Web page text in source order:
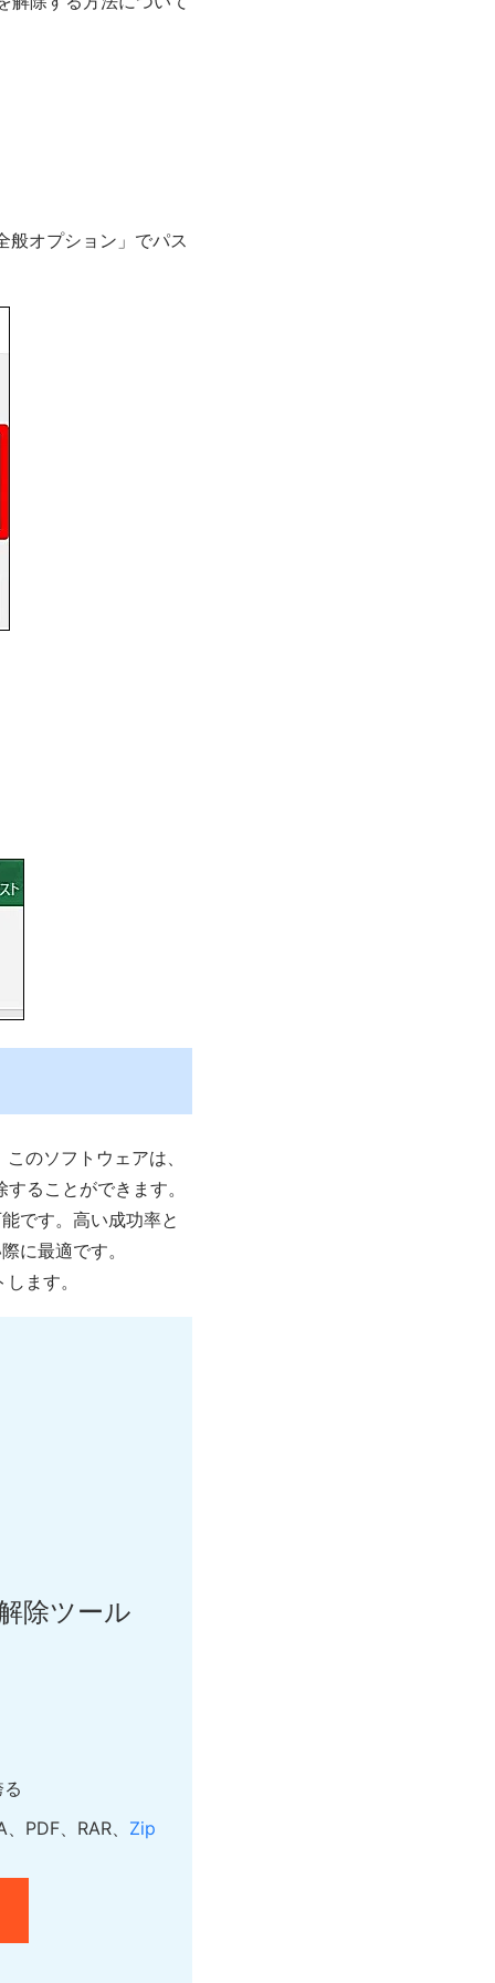
般オプション」でパス
このソフトウェアは、
ることができます。
です。高い成功率と
に最適です。
ます。
除ツール
PDF、RAR、 Zip